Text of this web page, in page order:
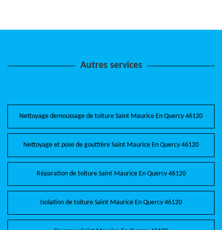
Autres services
Nettoyage demoussage de toiture Saint Maurice En Quercy 46120
Nettoyage et pose de gouttière Saint Maurice En Quercy 46120
Réparation de toiture Saint Maurice En Quercy 46120
Isolation de toiture Saint Maurice En Quercy 46120